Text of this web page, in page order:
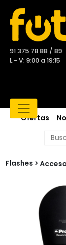
91 375 78 88 / 89
L - V: 9:00 a 19:15
Ofertas
Flashes